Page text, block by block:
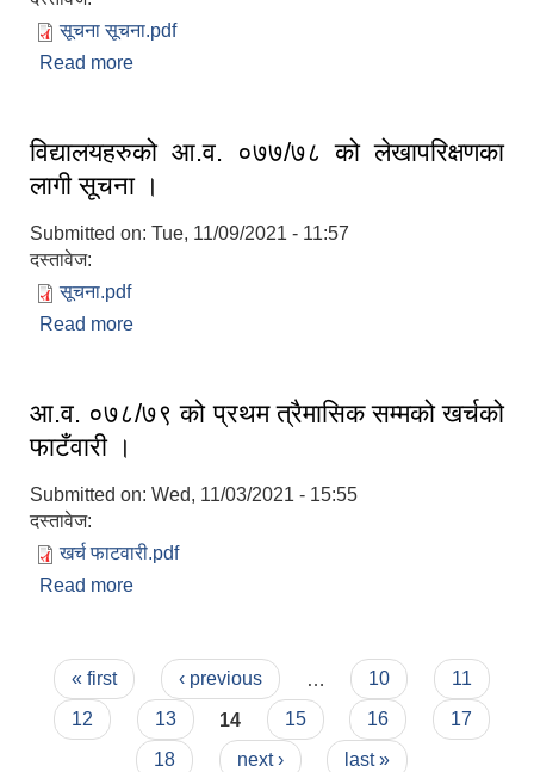
सूचना सूचना.pdf
Read more
विद्यालयहरुको आ.व. ०७७/७८ को लेखापरिक्षणका
लागी सूचना ।
Submitted on: Tue, 11/09/2021 - 11:57
दस्तावेज:
सूचना.pdf
Read more
आ.व. ०७८/७९ को प्रथम त्रैमासिक सम्मको खर्चको
फाटँवारी ।
Submitted on: Wed, 11/03/2021 - 15:55
दस्तावेज:
खर्च फाटवारी.pdf
Read more
Pages
« first ‹ previous 10
11
12
13 14 15 16
17
18
next › last »